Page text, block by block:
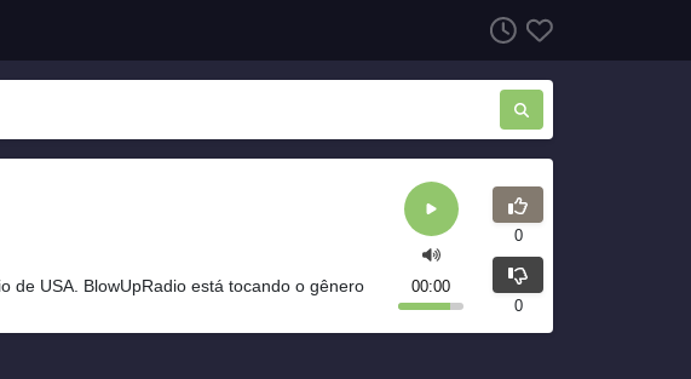
de USA. BlowUpRadio está tocando o gênero
00:00
0
0